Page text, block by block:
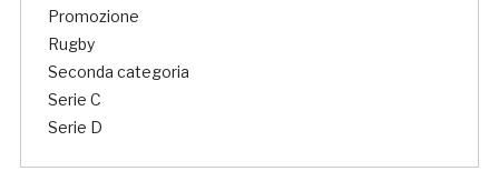
Promozione
Rugby
Seconda categoria
Serie C
Serie D